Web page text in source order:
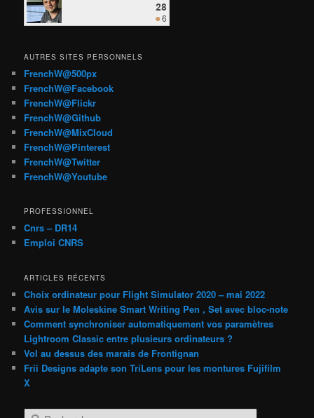
AUTRES SITES PERSONNELS
FrenchW@500px
FrenchW@Facebook
FrenchW@Flickr
FrenchW@Github
FrenchW@MixCloud
FrenchW@Pinterest
FrenchW@Twitter
FrenchW@Youtube
PROFESSIONNEL
Cnrs – DR14
Emploi CNRS
ARTICLES RÉCENTS
Choix ordinateur pour Flight Simulator 2020 – mai 2022
Avis sur le Moleskine Smart Writing Pen , Set avec bloc-note
Comment synchroniser automatiquement vos paramètres
Lightroom Classic entre plusieurs ordinateurs ?
Vol au dessus des marais de Frontignan
Frii Designs adapte son TriLens pour les montures Fujifilm
X